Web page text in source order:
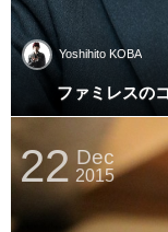
Yoshihito KOBA
ファミレスの
22 Dec
2015